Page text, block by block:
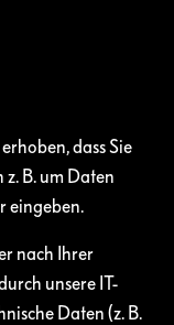
dass Sie
z. B. um Daten
eingeben.
nach Ihrer
unsere IT-
Daten (z. B.